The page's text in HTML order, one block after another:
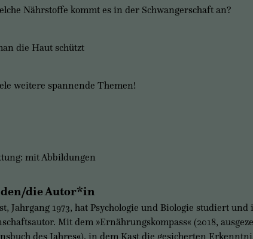
Nährstoffe kommt es in der Schwangerschaft an?
die Haut schützt
weitere spannende Themen!
mit Abbildungen
die Autor*in
Jahrgang 1973, hat Psychologie und Biologie studiert und
Mit dem »Ernährungskompass« (2018,
des Jahres«), in dem Kast die gesicherten